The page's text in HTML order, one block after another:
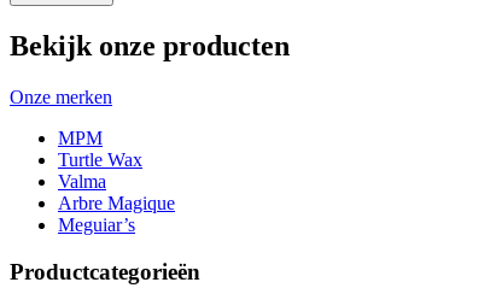
Bekijk onze producten
Onze merken
MPM
Turtle Wax
Valma
Arbre Magique
Meguiar’s
Productcategorieën